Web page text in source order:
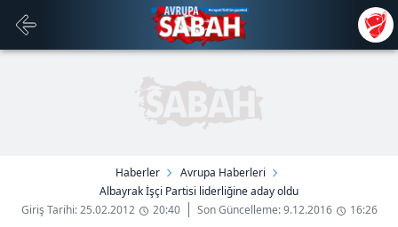
Haberler
Avrupa Haberleri
Albayrak İşçi Partisi liderliğine aday oldu
Giriş Tarihi: 25.02.2012
20:40 Son Güncelleme: 9.12.2016 16:26